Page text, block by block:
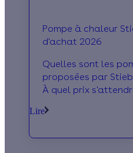
Pompe à chaleur
d'achat 2026
Quelles sont les
proposées par
À quel prix
dit tout !
Lire